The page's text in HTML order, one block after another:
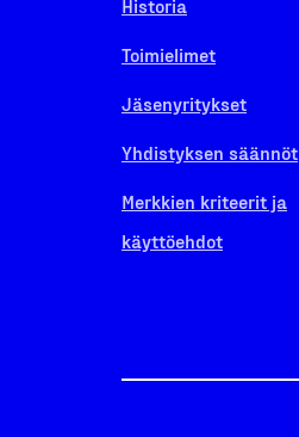
Historia
Toimielimet
Jäsenyritykset
Yhdistyksen säännöt
Merkkien kriteerit ja
käyttöehdot